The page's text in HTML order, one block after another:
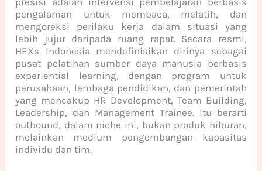
pengalaman untuk membaca, melatih, dan
mengoreksi perilaku kerja dalam situasi yang
lebih jujur daripada ruang rapat. Secara resmi,
HEXs Indonesia mendefinisikan dirinya sebagai
pusat pelatihan sumber daya manusia berbasis
experiential learning, dengan program untuk
perusahaan, lembaga pendidikan, dan pemerintah
yang mencakup HR Development, Team Building,
Leadership, dan Management Trainee. Itu berarti
outbound, dalam niche ini, bukan produk hiburan,
melainkan medium pengembangan kapasitas
individu dan tim.